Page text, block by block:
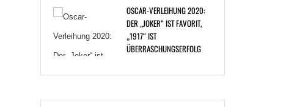
OSCAR-VERLEIHUNG 2020:
DER „JOKER“ IST FAVORIT,
„1917“ IST
ÜBERRASCHUNGSERFOLG